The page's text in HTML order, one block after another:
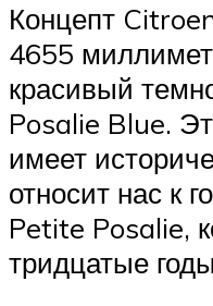
Концепт
4655
красивый
Posalie Blue.
имеет
относит нас к
Petite Posalie,
тридцатые